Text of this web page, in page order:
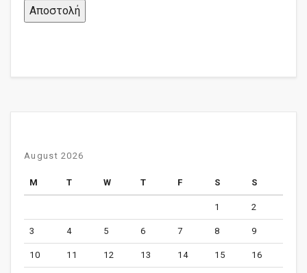
August 2026
M T W T F S S
1 2
3 4 5 6 7 8 9
10 11 12 13 14 15 16